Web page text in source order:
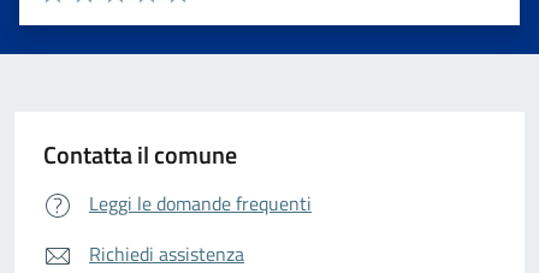
Valuta 5 stelle su 5
Valuta 4 stelle su 5
Valuta 3 stelle su 5
Valuta 2 stelle su 5
Valuta 1 stelle su 5
Contatta il comune
Leggi le domande frequenti
Richiedi assistenza